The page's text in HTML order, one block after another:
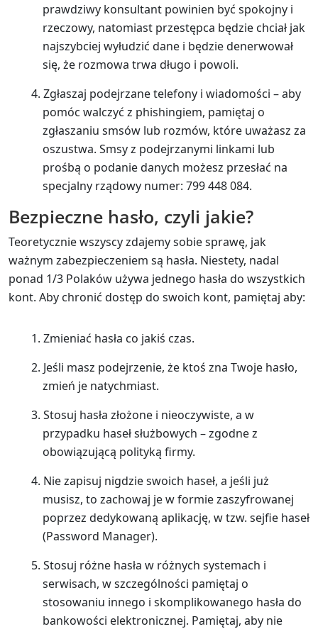
prawdziwy konsultant powinien być spokojny i
rzeczowy, natomiast przestępca będzie chciał jak
najszybciej wyłudzić dane i będzie denerwował
się, że rozmowa trwa długo i powoli.
Zgłaszaj podejrzane telefony i wiadomości – aby
pomóc walczyć z phishingiem, pamiętaj o
zgłaszaniu smsów lub rozmów, które uważasz za
oszustwa. Smsy z podejrzanymi linkami lub
prośbą o podanie danych możesz przesłać na
specjalny rządowy numer: 799 448 084.
Bezpieczne hasło, czyli jakie?
Teoretycznie wszyscy zdajemy sobie sprawę, jak
ważnym zabezpieczeniem są hasła. Niestety, nadal
ponad 1/3 Polaków używa jednego hasła do wszystkich
kont. Aby chronić dostęp do swoich kont, pamiętaj aby:
Zmieniać hasła co jakiś czas.
Jeśli masz podejrzenie, że ktoś zna Twoje hasło,
zmień je natychmiast.
Stosuj hasła złożone i nieoczywiste, a w
przypadku haseł służbowych – zgodne z
obowiązującą polityką firmy.
Nie zapisuj nigdzie swoich haseł, a jeśli już
musisz, to zachowaj je w formie zaszyfrowanej
poprzez dedykowaną aplikację, w tzw. sejfie haseł
(Password Manager).
Stosuj różne hasła w różnych systemach i
serwisach, w szczególności pamiętaj o
stosowaniu innego i skomplikowanego hasła do
bankowości elektronicznej. Pamiętaj, aby nie